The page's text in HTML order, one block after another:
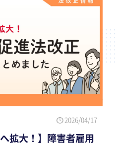
2026/04/17
拡大！】障害者雇用